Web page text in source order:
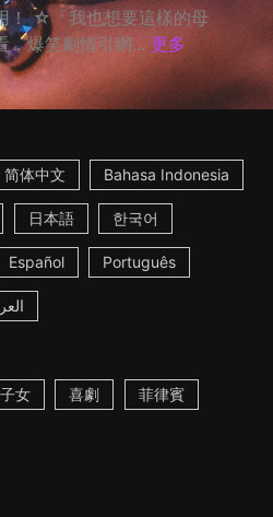
！ ☆「我也想要這樣的母
，爆笑劇情引網... 更多
简体中文 Bahasa Indonesia
日本語 한국어
Español Português
女 喜劇 菲律賓